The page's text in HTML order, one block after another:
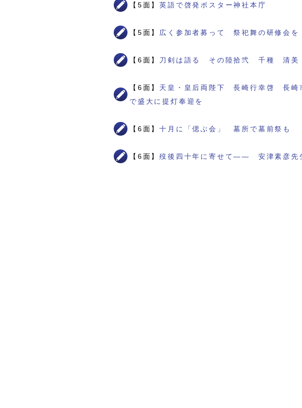
【5面】英語で啓発ポスター神社本庁
【5面】 広く参加者募って 祭祀舞の研修会
【6面】 刀剣は語る その陸拾弐 千種 清美
【6面】 天皇・皇后両陛下 長崎行幸啓 長崎
で盛大に提灯奉迎を
【6面】十月に「偲ぶ会」 墓所で墓前祭も
【6面】歿後四十年に寄せて―― 安津素彦